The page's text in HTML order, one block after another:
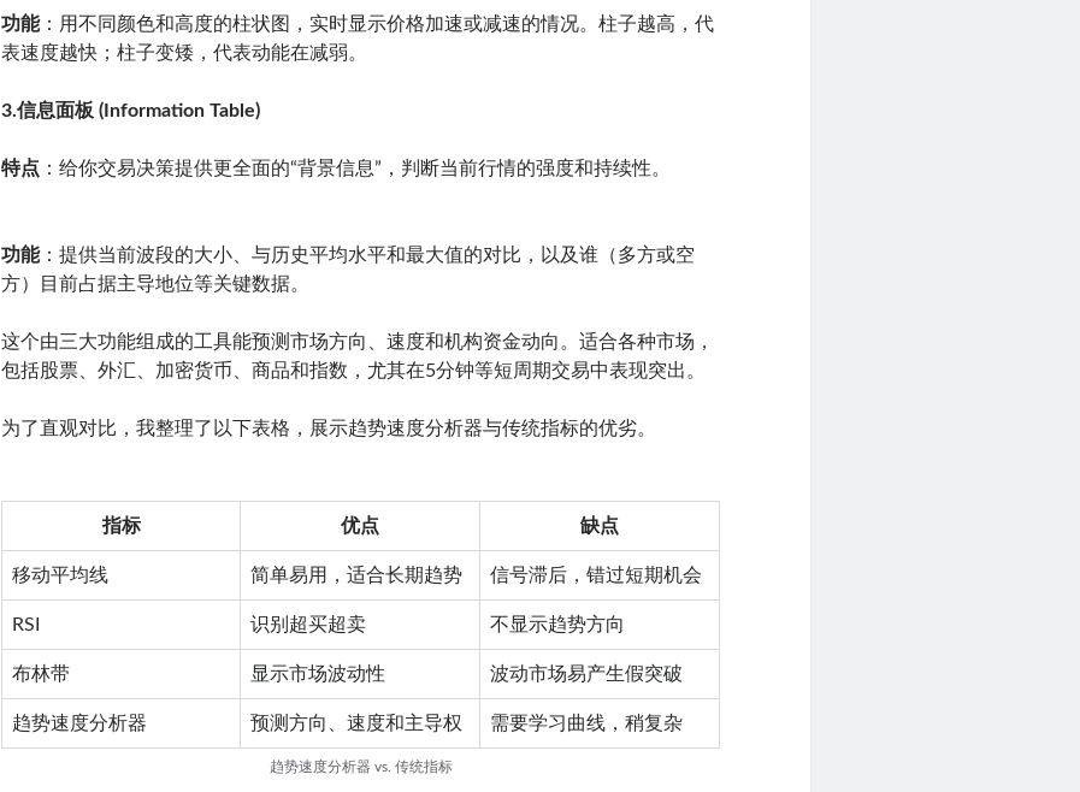
功能：用不同颜色和高度的柱状图，实时显示价格加速或减速的情况。柱子越高，代
表速度越快；柱子变矮，代表动能在减弱。
3.信息面板 (Information Table)
特点 ：给你交易决策提供更全面的“背景信息”，判断当前行情的强度和持续性。
功能：提供当前波段的大小、与历史平均水平和最大值的对比，以及谁（多方或空
方）目前占据主导地位等关键数据。
这个由三大功能组成的工具能预测市场方向、速度和机构资金动向。适合各种市场，
包括股票、外汇、加密货币、商品和指数，尤其在5分钟等短周期交易中表现突出。
为了直观对比，我整理了以下表格，展示趋势速度分析器与传统指标的优劣。
指标 优点 缺点
移动平均线 简单易用，适合长期趋势 信号滞后，错过短期机会
RSI 识别超买超卖 不显示趋势方向
布林带 显示市场波动性 波动市场易产生假突破
趋势速度分析器 预测方向、速度和主导权 需要学习曲线，稍复杂
趋势速度分析器 vs. 传统指标